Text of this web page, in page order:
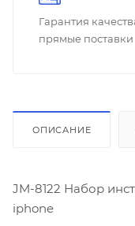
Гарантия
прямые поставки
ОПИСАНИЕ
JM-8122 Набор
iphone